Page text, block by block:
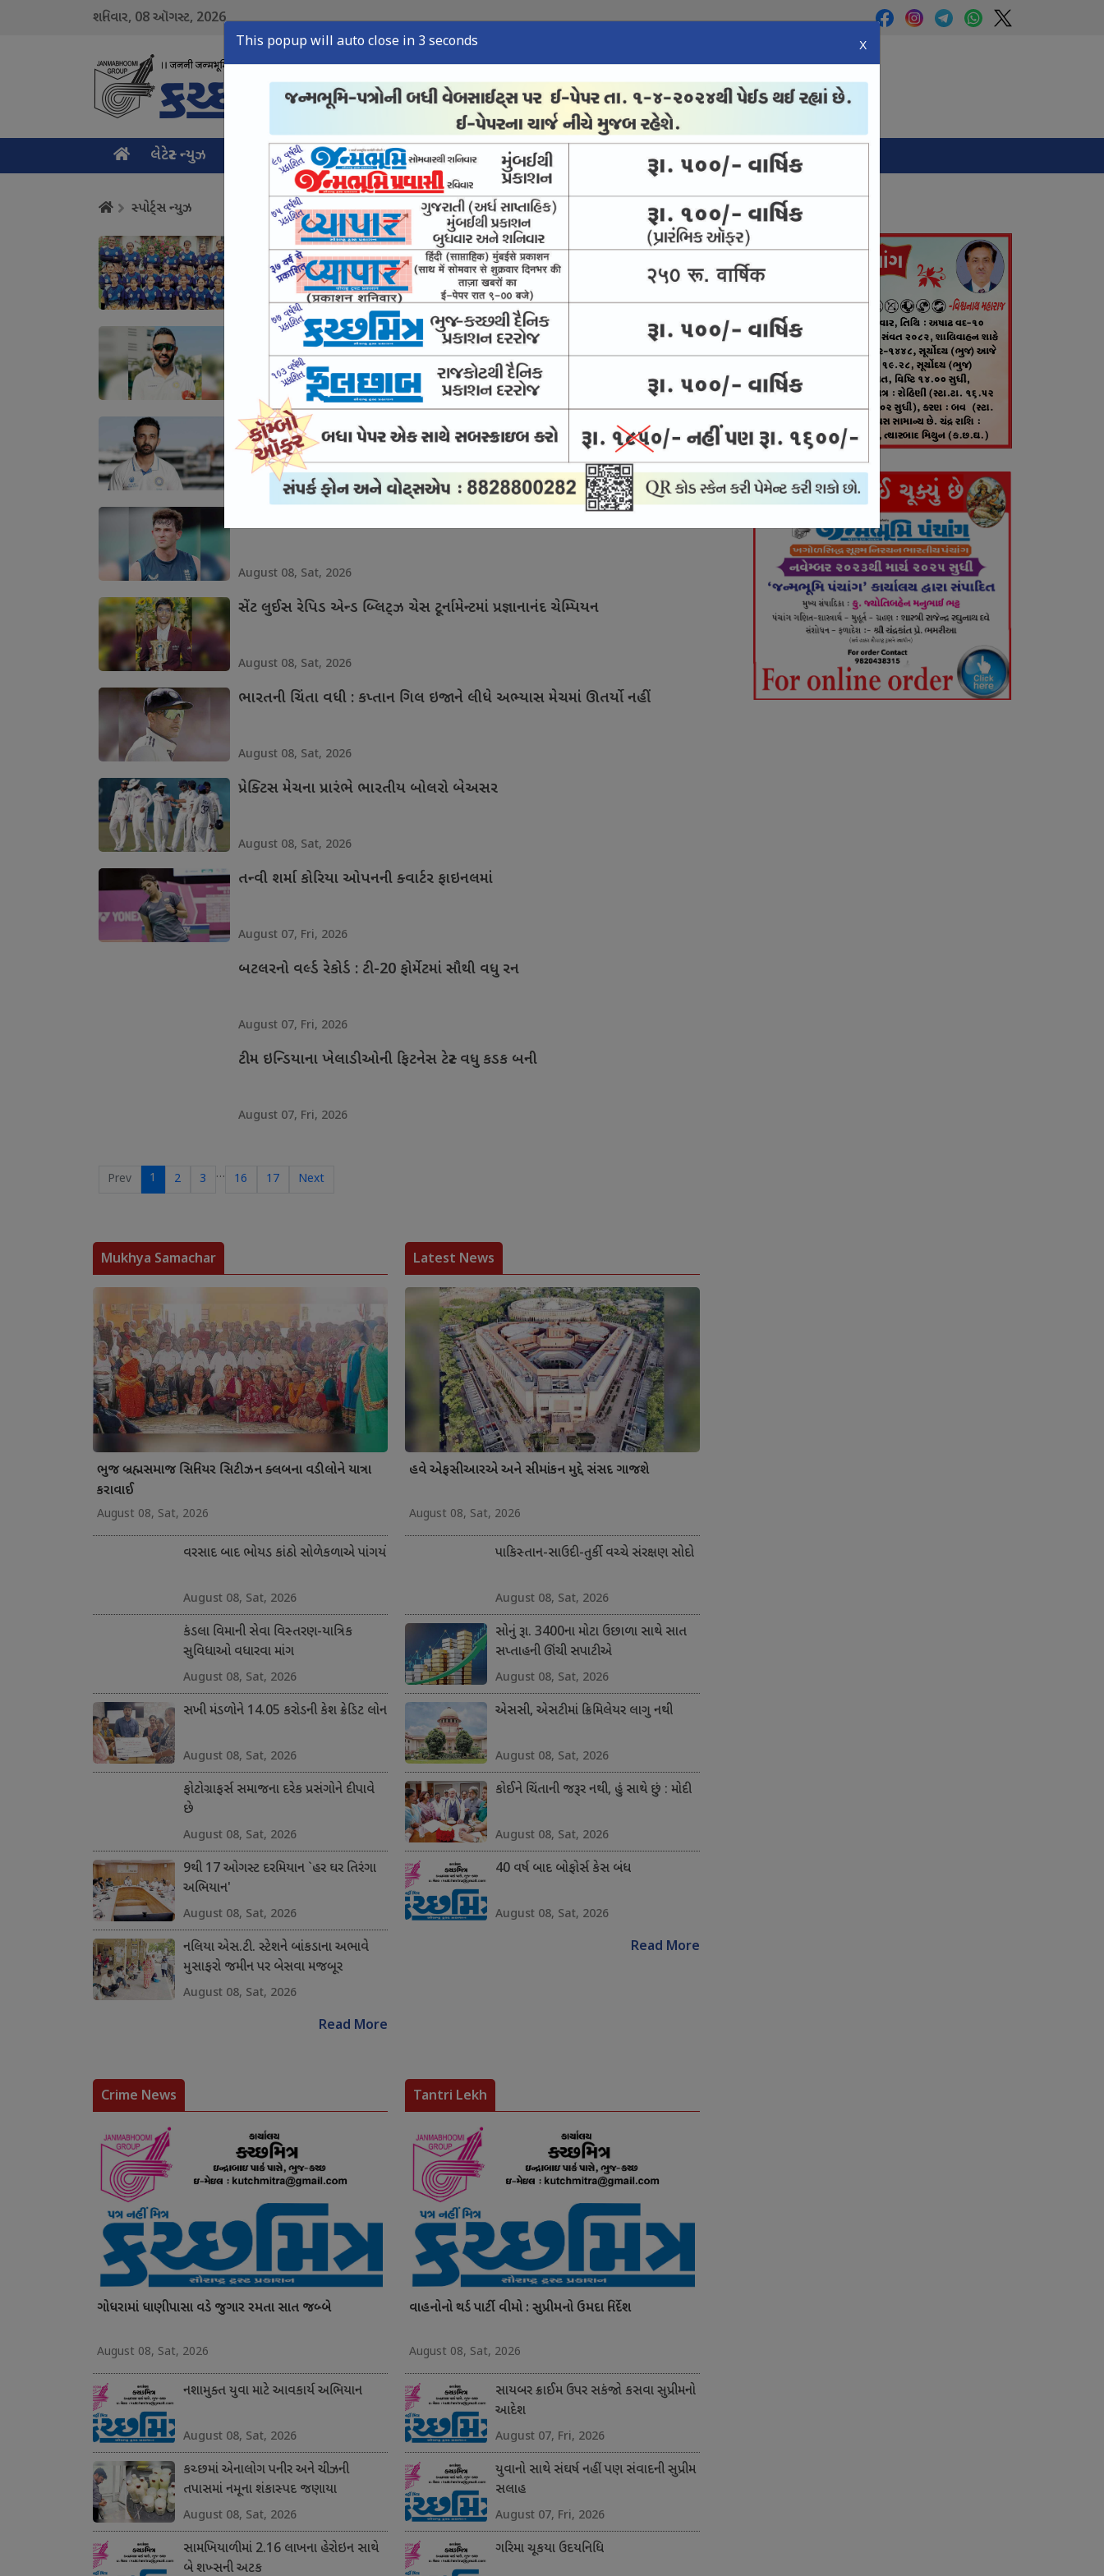
શનિવાર, 08ઑગસ્ટ, 2026
લેટેસ્ટ ન્યુઝ મુખ્ય સમાચાર ક્રાઇમ ન્યુઝ સ્પોર્ટ્સ ન્યુઝ તંત્રી લેખ ઈ-પેપર
This popup will auto close in 2 seconds X
સ્પોર્ટ્સ ન્યુઝ
ભુજ સ્વામિનારાયણ કન્યા મંદિરની 21 વિદ્યાર્થિની પર ચંદ્રકોની વર્ષા
August 08, Sat, 2026
અનુભવી સ્પિનર ધર્મેન્દ્ર જાડેજાનો સૌરાષ્ટ્ર ટીમ છોડવાનો ચોંકાવનારો નિર્ણય
August 08, Sat, 2026
રહાણે ઇટીપીએલ ટી-20 લીગ સાથે જોડાયો
August 08, Sat, 2026
August 08, Sat, 2026
સેંટ લુઈસ રેપિડ એન્ડ બ્લિટ્ઝ ચેસ ટૂર્નામેન્ટમાં પ્રજ્ઞાનાનંદ ચેમ્પિયન
August 08, Sat, 2026
ભારતની ચિંતા વધી : કપ્તાન ગિલ ઇજાને લીધે અભ્યાસ મેચમાં ઊતર્યો નહીં
August 08, Sat, 2026
પ્રેક્ટિસ મેચના પ્રારંભે ભારતીય બોલરો બેઅસર
August 08, Sat, 2026
તન્વી શર્મા કોરિયા ઓપનની ક્વાર્ટર ફાઇનલમાં
August 07, Fri, 2026
બટલરનો વર્લ્ડ રેકોર્ડ : ટી-20 ફોર્મેટમાં સૌથી વધુ રન
August 07, Fri, 2026
ટીમ ઇન્ડિયાના ખેલાડીઓની ફિટનેસ ટેસ્ટ વધુ કડક બની
August 07, Fri, 2026
Prev 1 2 3 … 16 17 Next
Panchang
Mukhya Samachar
ભુજ બ્રહ્મસમાજ સિનિયર સિટીઝન ક્લબના વડીલોને યાત્રા
કરાવાઈ
August 08, Sat, 2026
વરસાદ બાદ ભોયડ કાંઠો સોળેકળાએ પાંગર્યો
August 08, Sat, 2026
કંડલા વિમાની સેવા વિસ્તરણ-યાત્રિક
સુવિધાઓ વધારવા માંગ
August 08, Sat, 2026
સખી મંડળોને 14.05 કરોડની કેશ ક્રેડિટ લોન
August 08, Sat, 2026
ફોટોગ્રાફર્સ સમાજના દરેક પ્રસંગોને દીપાવે
છે
August 08, Sat, 2026
9થી 17 ઓગસ્ટ દરમિયાન `હર ઘર તિરંગા
અભિયાન'
August 08, Sat, 2026
નલિયા એસ.ટી. સ્ટેશને બાંકડાના અભાવે
મુસાફરો જમીન પર બેસવા મજબૂર
August 08, Sat, 2026
Read More
Latest News
હવે એફસીઆરએ અને સીમાંકન મુદ્દે સંસદ ગાજશે
August 08, Sat, 2026
પાકિસ્તાન-સાઉદી-તુર્કી વચ્ચે સંરક્ષણ સોદો
August 08, Sat, 2026
સોનું રૂા. 3400ના મોટા ઉછાળા સાથે સાત
સપ્તાહની ઊંચી સપાટીએ
August 08, Sat, 2026
એસસી, એસટીમાં ક્રિમિલેયર લાગુ નથી
August 08, Sat, 2026
કોઈને ચિંતાની જરૂર નથી, હું સાથે છું : મોદી
August 08, Sat, 2026
40 વર્ષ બાદ બોફોર્સ કેસ બંધ
August 08, Sat, 2026
Read More
Crime News
ગોધરામાં ધાણીપાસા વડે જુગાર રમતા સાત જબ્બે
August 08, Sat, 2026
નશામુક્ત યુવા માટે આવકાર્ય અભિયાન
August 08, Sat, 2026
કચ્છમાં એનાલોગ પનીર અને ચીઝની
તપાસમાં નમૂના શંકાસ્પદ જણાયા
August 08, Sat, 2026
સામખિયાળીમાં 2.16 લાખના હેરોઇન સાથે
બે શખ્સની અટક
Tantri Lekh
વાહનોનો થર્ડ પાર્ટી વીમો : સુપ્રીમનો ઉમદા નિર્દેશ
August 08, Sat, 2026
સાયબર ક્રાઈમ ઉપર સકંજો કસવા સુપ્રીમનો
આદેશ
August 07, Fri, 2026
યુવાનો સાથે સંઘર્ષ નહીં પણ સંવાદની સુપ્રીમ
સલાહ
August 07, Fri, 2026
ગરિમા ચૂકયા ઉદયનિધિ